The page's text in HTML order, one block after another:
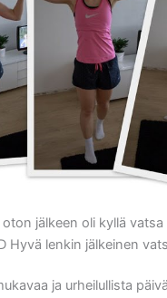
jälkeen oli kyllä vatsa
Hyvä lenkin jälkeinen
ja urheilullista